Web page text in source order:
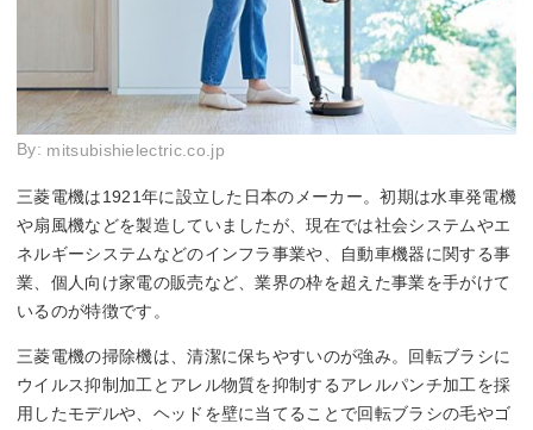
By: mitsubishielectric.co.jp
三菱電機は1921年に設立した日本のメーカー。初期は水車発電機
や扇風機などを製造していましたが、現在では社会システムやエ
ネルギーシステムなどのインフラ事業や、自動車機器に関する事
業、個人向け家電の販売など、業界の枠を超えた事業を手がけて
いるのが特徴です。
三菱電機の掃除機は、清潔に保ちやすいのが強み。回転ブラシに
ウイルス抑制加工とアレル物質を抑制するアレルパンチ加工を採
用したモデルや、ヘッドを壁に当てることで回転ブラシの毛やゴ